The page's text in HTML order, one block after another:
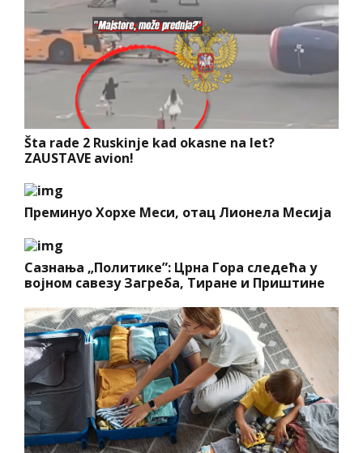
Šta rade 2 Ruskinje kad okasne na let?
ZAUSTAVE avion!
Преминуо Хорхе Меси, отац Лионела Месија
Сазнања „Политике”: Црна Гора следећа у
војном савезу Загреба, Тиране и Приштине